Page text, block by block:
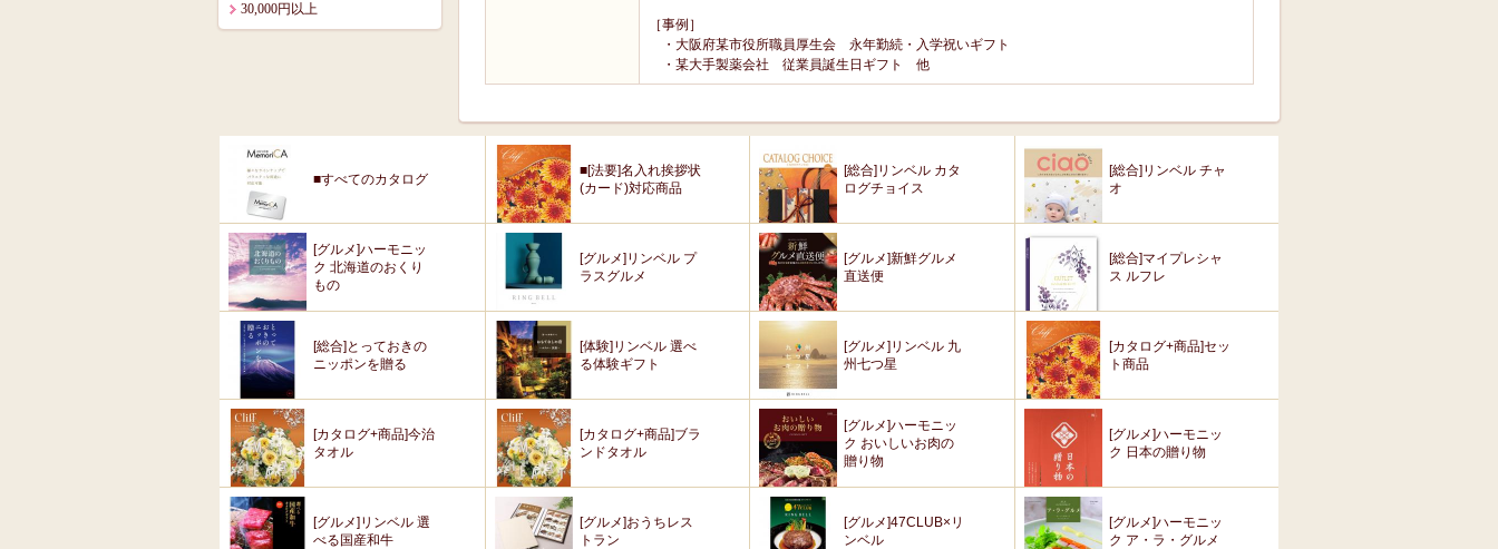
30,000円以上
［事例］
・大阪府某市役所職員厚生会 永年勤続・入学祝いギフト
・某大手製薬会社 従業員誕生日ギフト 他
■すべてのカタログ
■[法要]名入れ挨拶状
(カード)対応商品
[総合]リンベル カタ
ログチョイス
[総合]リンベル チャ
オ
[グルメ]ハーモニッ
ク 北海道のおくり
もの
[グルメ]リンベル プ
ラスグルメ
[グルメ]新鮮グルメ
直送便
[総合]マイプレシャ
ス ルフレ
[総合]とっておきの
ニッポンを贈る
[体験]リンベル 選べ
る体験ギフト
[グルメ]リンベル 九
州七つ星
[カタログ+商品]セッ
ト商品
[カタログ+商品]今治
タオル
[カタログ+商品]ブラ
ンドタオル
[グルメ]ハーモニッ
ク おいしいお肉の
贈り物
[グルメ]ハーモニッ
ク 日本の贈り物
[グルメ]リンベル 選
べる国産和牛
[グルメ]おうちレス
トラン
[グルメ]47CLUB×リ
ンベル
[グルメ]ハーモニッ
ク ア・ラ・グルメ